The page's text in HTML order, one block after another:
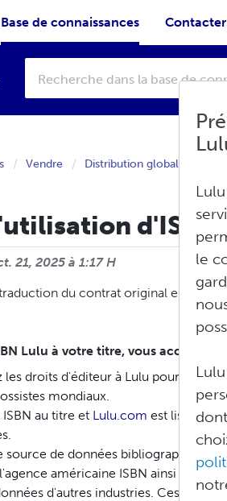
Base de connaissances
Vendre Distribution globale
d'ISBN
21, 2025 à 1:17 H
du contrat original en
Lulu à votre titre, vous acceptez
les droits d'éditeur à Lulu pour agir
mondiaux.
au titre et Lulu.com est listé
source de données bibliographiques
américaine ISBN ainsi qu'aux
d'autres industries. Ces
le